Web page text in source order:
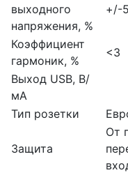
выходного
напряжения, %
+/-
Коэффициент
гармоник, %
<3
Выход USB, В/
мА
Тип розетки
Защита
От